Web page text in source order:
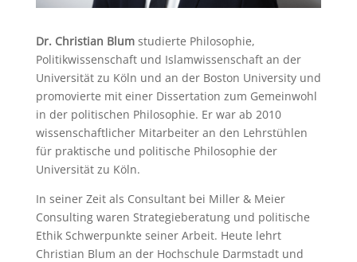
Dr. Christian Blum studierte Philosophie,
Politikwissenschaft und Islamwissenschaft an der
Universität zu Köln und an der Boston University und
promovierte mit einer Dissertation zum Gemeinwohl
in der politischen Philosophie. Er war ab 2010
wissenschaftlicher Mitarbeiter an den Lehrstühlen
für praktische und politische Philosophie der
Universität zu Köln.
In seiner Zeit als Consultant bei Miller & Meier
Consulting waren Strategieberatung und politische
Ethik Schwerpunkte seiner Arbeit. Heute lehrt
Christian Blum an der Hochschule Darmstadt und